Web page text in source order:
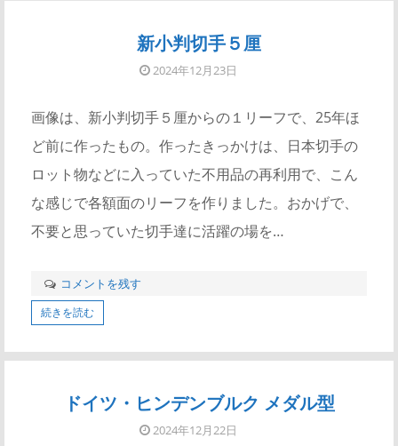
新小判切手５厘
2024年12月23日
画像は、新小判切手５厘からの１リーフで、25年ほ
ど前に作ったもの。作ったきっかけは、日本切手の
ロット物などに入っていた不用品の再利用で、こん
な感じで各額面のリーフを作りました。おかげで、
不要と思っていた切手達に活躍の場を…
コメントを残す
続きを読む
ドイツ・ヒンデンブルク メダル型
2024年12月22日